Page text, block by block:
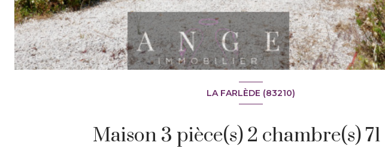
LA FARLÈDE (83210)